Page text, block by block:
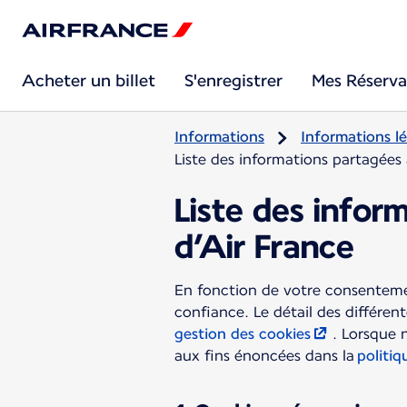
Acheter un billet S'enregistrer Mes
Informations
Informations
Liste des informations partagées
Liste des
d’Air France
En fonction de votre
confiance. Le détail des
gestion des cookies
. Lorsque
aux fins énoncées dans la